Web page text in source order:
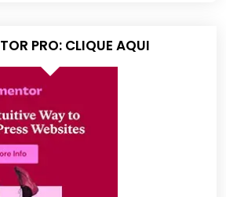
PRO: CLIQUE AQUI